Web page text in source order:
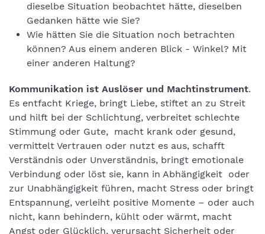
dieselbe Situation beobachtet hätte, dieselben
Gedanken hätte wie Sie?
Wie hätten Sie die Situation noch betrachten
können? Aus einem anderen Blick - Winkel? Mit
einer anderen Haltung?
Kommunikation ist Auslöser und Machtinstrument.
Es entfacht Kriege, bringt Liebe, stiftet an zu Streit
und hilft bei der Schlichtung, verbreitet schlechte
Stimmung oder Gute, macht krank oder gesund,
vermittelt Vertrauen oder nutzt es aus, schafft
Verständnis oder Unverständnis, bringt emotionale
Verbindung oder löst sie, kann in Abhängigkeit oder
zur Unabhängigkeit führen, macht Stress oder bringt
Entspannung, verleiht positive Momente – oder auch
nicht, kann behindern, kühlt oder wärmt, macht
Angst oder Glücklich, verursacht Sicherheit oder